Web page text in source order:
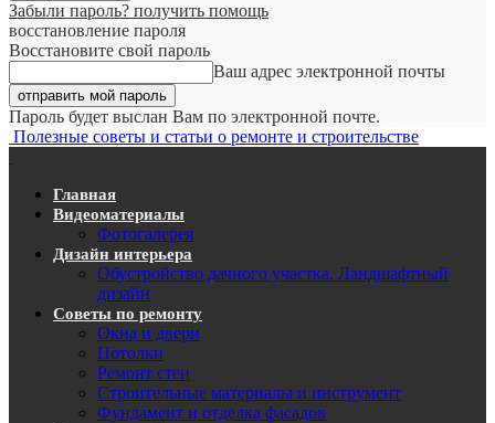
Забыли пароль? получить помощь
восстановление пароля
Восстановите свой пароль
Ваш адрес электронной почты
Пароль будет выслан Вам по электронной почте.
Полезные советы и статьи о ремонте и строительстве
Главная
Видеоматериалы
Фотогалерея
Дизайн интерьера
Обустройство дачного участка. Ландшафтный
дизайн
Советы по ремонту
Окна и двери
Потолки
Ремонт стен
Строительные материалы и инструмент
Фундамент и отделка фасадов